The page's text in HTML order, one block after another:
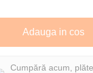
Adauga in cos
Cumpără acum,